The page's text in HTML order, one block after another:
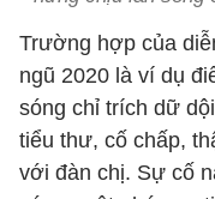
Trường hợp của
ngũ 2020 là ví dụ
sóng chỉ trích dữ
tiểu thư, cố chấp,
với đàn chị. Sự cố